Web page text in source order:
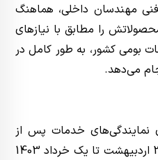
مهندسان داخلی، هماهنگ
را مطابق با نیازهای
بومی کشور، به طور کامل در
می‌دهد.
نمایندگی‌های خدمات پس از
فروش شرکت کرمان موتور از 30 اردبیهشت تا یک خرداد 1403